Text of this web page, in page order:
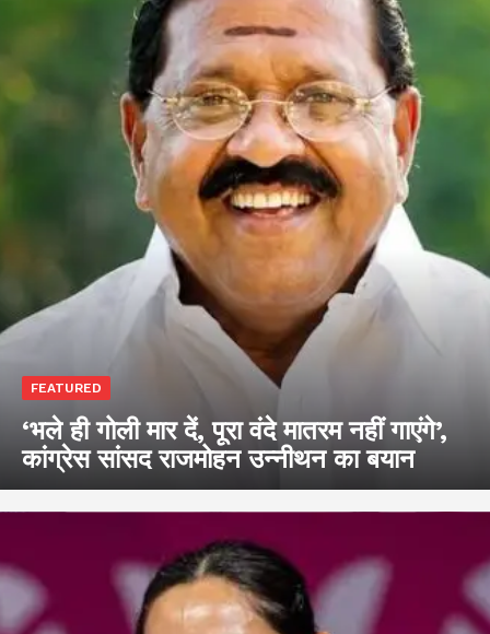
FEATURED
‘भले ही गोली मार दें, पूरा वंदे मातरम नहीं गाएंगे’,
कांग्रेस सांसद राजमोहन उन्नीथन का बयान